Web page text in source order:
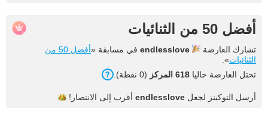
أفضل 50 من الثنائيات
تشارك العارضة endlesslove في مسابقة «
أفضل 50 من
الثنائيات».
تحتل العارضة حاليا 618 المركز (0 نقطة).
أرسل التوكينز لجعل endlesslove أقرب إلى الانتصار!